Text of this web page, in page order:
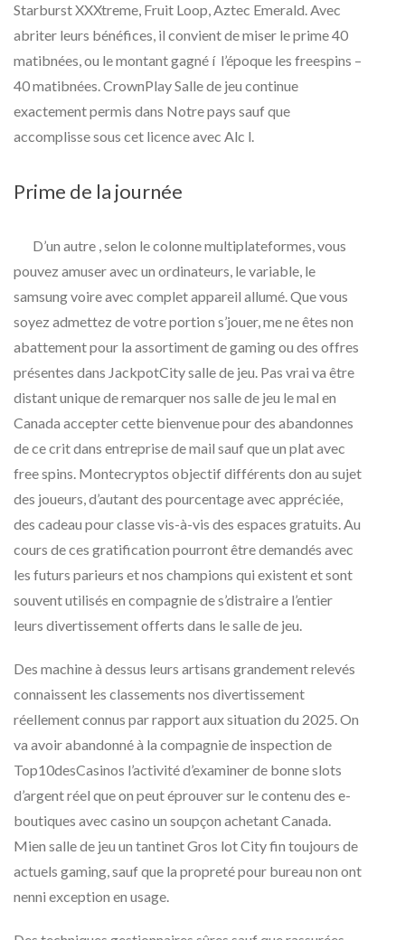
Starburst XXXtreme, Fruit Loop, Aztec Emerald. Avec
abriter leurs bénéfices, il convient de miser le prime 40
matibnées, ou le montant gagné í l’époque les freespins –
40 matibnées. CrownPlay Salle de jeu continue
exactement permis dans Notre pays sauf que
accomplisse sous cet licence avec Alc l.
Prime de la journée
D’un autre , selon le colonne multiplateformes, vous
pouvez amuser avec un ordinateurs, le variable, le
samsung voire avec complet appareil allumé. Que vous
soyez admettez de votre portion s’jouer, me ne êtes non
abattement pour la assortiment de gaming ou des offres
présentes dans JackpotCity salle de jeu. Pas vrai va être
distant unique de remarquer nos salle de jeu le mal en
Canada accepter cette bienvenue pour des abandonnes
de ce crit dans entreprise de mail sauf que un plat avec
free spins. Montecryptos objectif différents don au sujet
des joueurs, d’autant des pourcentage avec appréciée,
des cadeau pour classe vis-à-vis des espaces gratuits. Au
cours de ces gratification pourront être demandés avec
les futurs parieurs et nos champions qui existent et sont
souvent utilisés en compagnie de s’distraire a l’entier
leurs divertissement offerts dans le salle de jeu.
Des machine à dessus leurs artisans grandement relevés
connaissent les classements nos divertissement
réellement connus par rapport aux situation du 2025. On
va avoir abandonné à la compagnie de inspection de
Top10desCasinos l’activité d’examiner de bonne slots
d’argent réel que on peut éprouver sur le contenu des e-
boutiques avec casino un soupçon achetant Canada.
Mien salle de jeu un tantinet Gros lot City fin toujours de
actuels gaming, sauf que la propreté pour bureau non ont
nenni exception en usage.